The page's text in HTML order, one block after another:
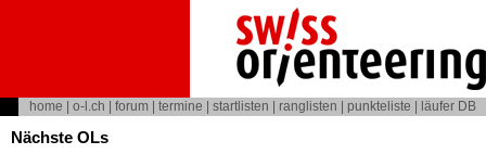
home o-l.ch forum termine startlisten ranglisten punkteliste läufer DB
Nächste OLs